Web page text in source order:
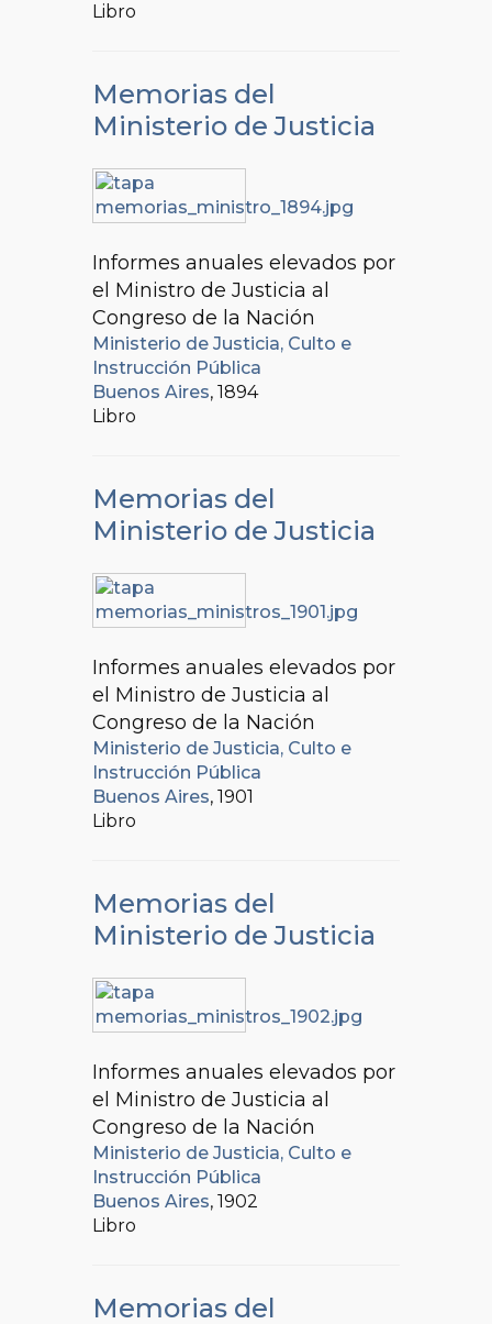
Libro
Memorias del
Ministerio de Justicia
Informes anuales elevados por
el Ministro de Justicia al
Congreso de la Nación
Ministerio de Justicia, Culto e
Instrucción Pública
Buenos Aires, 1894
Libro
Memorias del
Ministerio de Justicia
Informes anuales elevados por
el Ministro de Justicia al
Congreso de la Nación
Ministerio de Justicia, Culto e
Instrucción Pública
Buenos Aires, 1901
Libro
Memorias del
Ministerio de Justicia
Informes anuales elevados por
el Ministro de Justicia al
Congreso de la Nación
Ministerio de Justicia, Culto e
Instrucción Pública
Buenos Aires, 1902
Libro
Memorias del